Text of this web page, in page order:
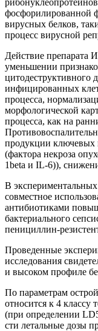
фосфорилированной
вирусных белков,
процесс вирусной
Действие препарата
уменьшении
цитодеструктивного
инфицированных
процесса,
морфологической
процесса, как на
продукции ключевых
(фактора некроза
1beta и IL-6)),
В
совместное
антибиотиками
бактериального
пенициллин-
Проведенные
исследования
и высоком профиле
По параметрам
относится к 4 классу
(при определении
сти летальные дозы